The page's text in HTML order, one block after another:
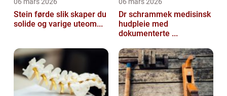
Stein førde slik skaper du
solide og varige uteom...
Dr schrammek medisinsk
hudpleie med
dokumenterte ...